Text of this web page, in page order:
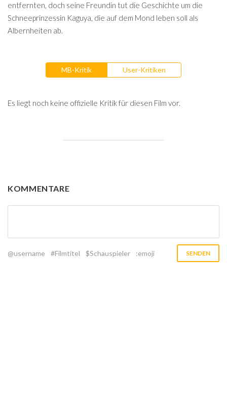
entfernten, doch seine Freundin tut die Geschichte um die
Schneeprinzessin Kaguya, die auf dem Mond leben soll als
Albernheiten ab.
MB-Kritik User-Kritiken
Es liegt noch keine offizielle Kritik für diesen Film vor.
KOMMENTARE
@username #Filmtitel $Schauspieler :emoji